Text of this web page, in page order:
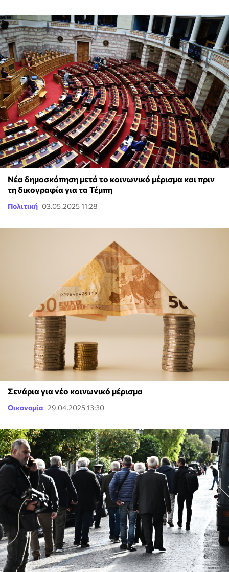
Νέα δημοσκόπηση μετά το κοινωνικό μέρισμα και πριν
τη δικογραφία για τα Τέμπη
Πολιτική 03.05.2025 11:28
Σενάρια για νέο κοινωνικό μέρισμα
Οικονομία 29.04.2025 13:30